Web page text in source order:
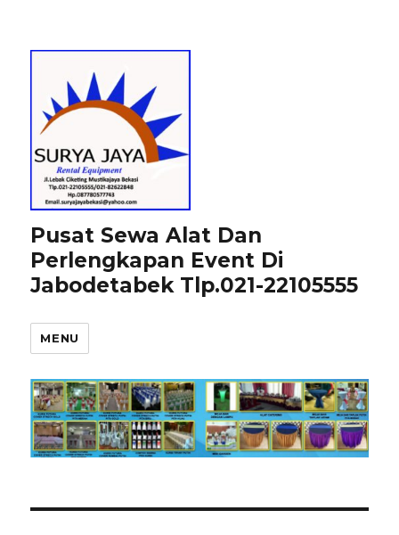
Pusat Sewa Alat Dan
Perlengkapan Event Di
Jabodetabek Tlp.021-22105555
MENU